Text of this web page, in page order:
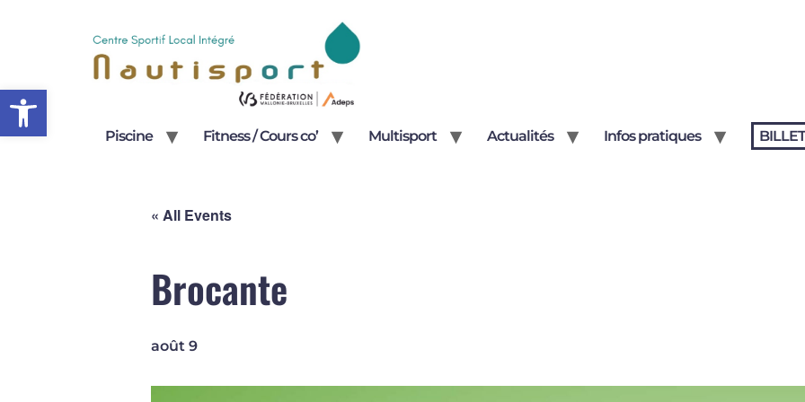
Open toolbar
Piscine Fitness / Cours co’ Multisport Actualités Infos pratiques
« All Events
Brocante
août 9